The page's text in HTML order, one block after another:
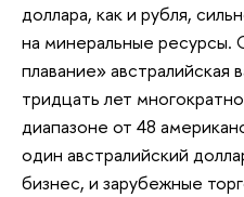
доллара, как и рубля,
на минеральные
плавание» австралийская
тридцать лет
диапазоне от 48
один австралийский
бизнес, и зарубежные